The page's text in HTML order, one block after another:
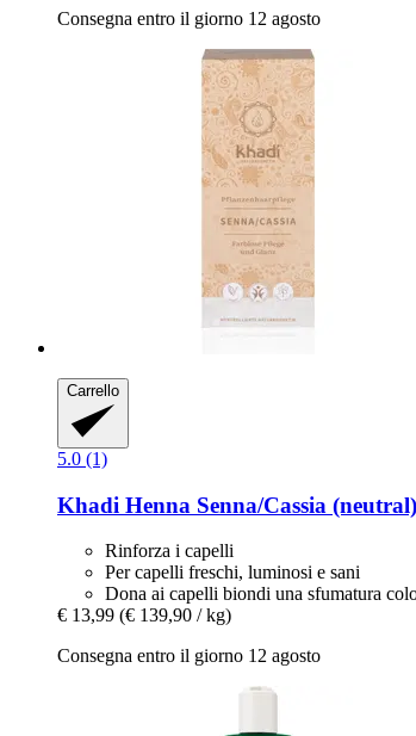
Consegna entro il giorno 12 agosto
Carrello
5.0 (1)
Khadi Henna Senna/Cassia
Rinforza i capelli
Per capelli freschi, luminosi e sani
Dona ai capelli biondi una sfumatura
€ 13,99 (€ 139,90 / kg)
Consegna entro il giorno 12 agosto